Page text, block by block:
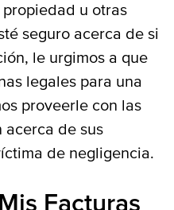
u otras
seguro acerca de si
le urgimos a que
legales para una
proveerle con las
acerca de sus
de negligencia.
Facturas